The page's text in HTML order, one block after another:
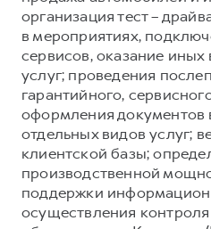
организация тест –
в мероприятиях,
сервисов, оказание иных
услуг; проведения
гарантийного,
оформления документов
отдельных видов услуг;
клиентской базы;
производственной
поддержки
осуществления